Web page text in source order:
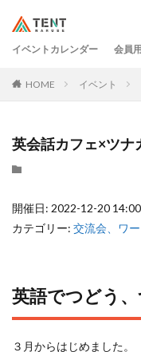
イベントカレンダー 会員
HOME イベント
英会話カフェ×ツナ
開催日: 2022-12-20
カテゴリー: 交流会、ワ
英語でつどう、
３月からはじめました。